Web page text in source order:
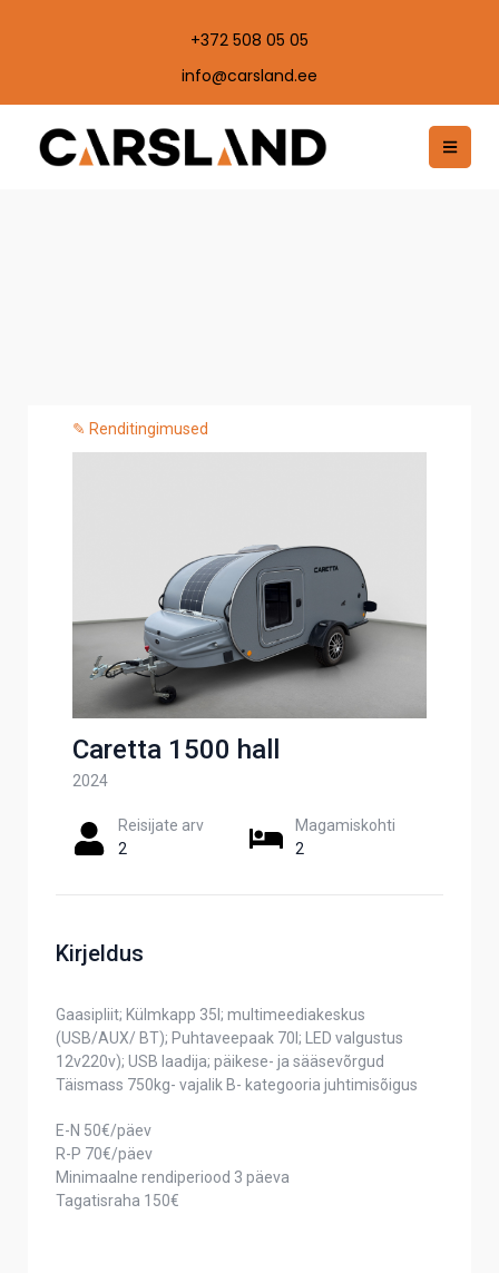
+372 508 05 05
info@carsland.ee
✎ Renditingimused
Caretta 1500 hall
2024
Reisijate arv
2
Magamiskohti
2
Kirjeldus
Gaasipliit; Külmkapp 35l; multimeediakeskus
(USB/AUX/ BT); Puhtaveepaak 70l; LED valgustus
12v220v); USB laadija; päikese- ja sääsevõrgud
Täismass 750kg- vajalik B- kategooria juhtimisõigus
E-N 50€/päev
R-P 70€/päev
Minimaalne rendiperiood 3 päeva
Tagatisraha 150€